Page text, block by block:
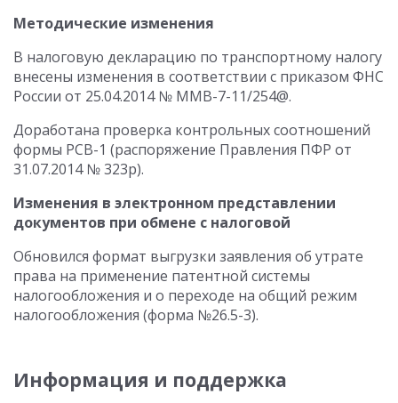
Методические изменения
В налоговую декларацию по транспортному налогу
внесены изменения в соответствии с приказом ФНС
России от 25.04.2014 № ММВ-7-11/254@.
Доработана проверка контрольных соотношений
формы РСВ-1 (распоряжение Правления ПФР от
31.07.2014 № 323р).
Изменения в электронном представлении
документов при обмене с налоговой
Обновился формат выгрузки заявления об утрате
права на применение патентной системы
налогообложения и о переходе на общий режим
налогообложения (форма №26.5-3).
Информация и поддержка